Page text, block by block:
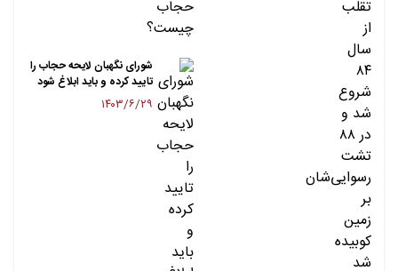
شورای نگهبان لایحه حجاب را
تایید کرده و باید ابلاغ شود
۱۴۰۳/۶/۲۹